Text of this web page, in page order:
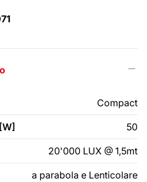
Compact
50
20'000 LUX @ 1,5mt
a parabola e Lenticolare